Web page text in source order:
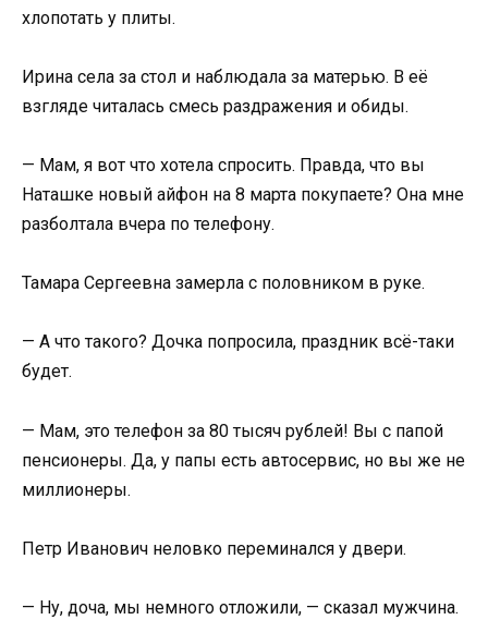
хлопотать у плиты.
Ирина села за стол и наблюдала за матерью. В её
взгляде читалась смесь раздражения и обиды.
— Мам, я вот что хотела спросить. Правда, что вы
Наташке новый айфон на 8 марта покупаете? Она мне
разболтала вчера по телефону.
Тамара Сергеевна замерла с половником в руке.
— А что такого? Дочка попросила, праздник всё-таки
будет.
— Мам, это телефон за 80 тысяч рублей! Вы с папой
пенсионеры. Да, у папы есть автосервис, но вы же не
миллионеры.
Петр Иванович неловко переминался у двери.
— Ну, доча, мы немного отложили, — сказал мужчина.